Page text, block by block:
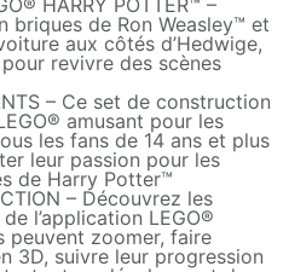
HARRY POTTER™ –
briques de Ron Weasley™ et
aux côtés d’Hedwige,
revivre des scènes
– Ce set de construction
amusant pour les
les fans de 14 ans et plus
leur passion pour les
de Harry Potter™
– Découvrez les
l’application LEGO®
peuvent zoomer, faire
3D, suivre leur progression